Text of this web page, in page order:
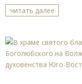
читать далее